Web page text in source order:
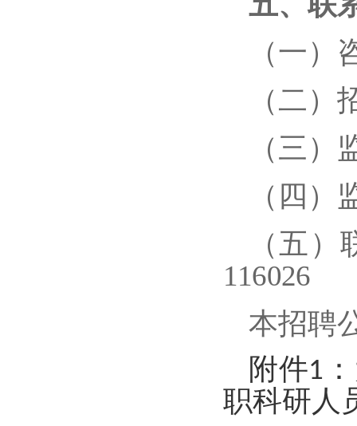
（一）
（二）
（三）
（四）
（五
116026
本招聘
附件1
职科研人